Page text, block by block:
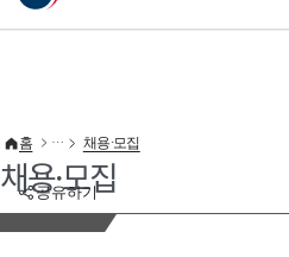
이 누리집은 대한민국 공식 전자정부 누리집입니다.
공유하기
홈 채용·모집
채용·모집